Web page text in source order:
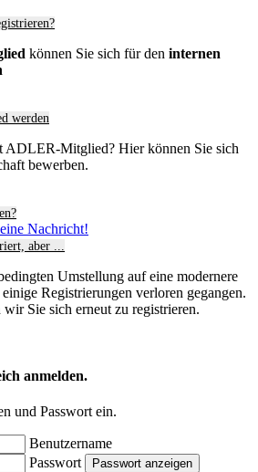
können Sie sich für den internen
werden
ADLER-Mitglied? Hier können Sie sich
bewerben.
Nachricht!
aber ...
Umstellung auf eine modernere
Registrierungen verloren gegangen.
Sie sich erneut zu registrieren.
anmelden.
und Passwort ein.
Benutzername
Passwort
Passwort anzeigen